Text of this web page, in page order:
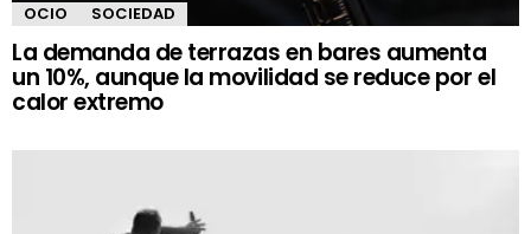
OCIO SOCIEDAD
La demanda de terrazas en bares aumenta
un 10%, aunque la movilidad se reduce por el
calor extremo